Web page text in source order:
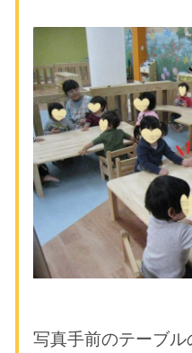
写真手前のテーブル